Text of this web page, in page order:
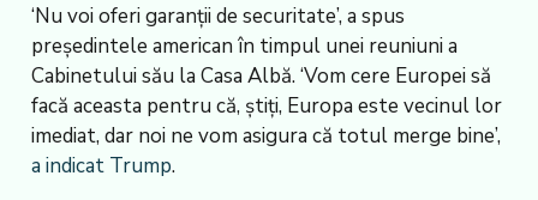
‘Nu voi oferi garanții de securitate’, a spus
președintele american în timpul unei reuniuni a
Cabinetului său la Casa Albă. ‘Vom cere Europei să
facă aceasta pentru că, știți, Europa este vecinul lor
imediat, dar noi ne vom asigura că totul merge bine’,
a indicat Trump.